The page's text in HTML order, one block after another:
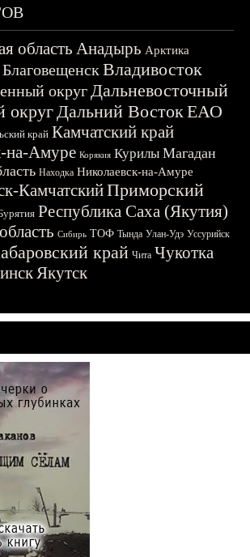
область Анадырь Арктика
БлаговещенскВладивосток
округДальневосточный
округДальний ВостокЕАО
край Камчатский край
на-Амуре Корякия Курилы Магадан
Находка Николаевск-на-Амуре
КамчатскийПриморский
Республика Саха (Якутия)
Сибирь ТОФ Тында Улан-Удэ Уссурийск
край Чита Чукотка
Якутск